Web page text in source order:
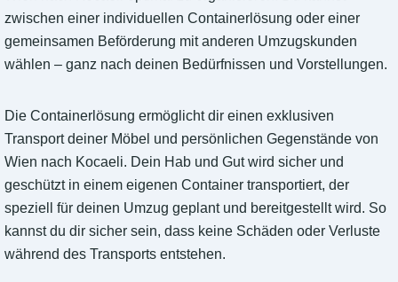
zwischen einer individuellen Containerlösung oder einer
gemeinsamen Beförderung mit anderen Umzugskunden
wählen – ganz nach deinen Bedürfnissen und Vorstellungen.
Die Containerlösung ermöglicht dir einen exklusiven
Transport deiner Möbel und persönlichen Gegenstände von
Wien nach Kocaeli. Dein Hab und Gut wird sicher und
geschützt in einem eigenen Container transportiert, der
speziell für deinen Umzug geplant und bereitgestellt wird. So
kannst du dir sicher sein, dass keine Schäden oder Verluste
während des Transports entstehen.